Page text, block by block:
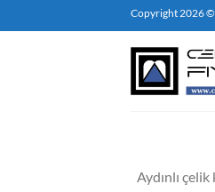
atla
Copyright 2026 ©
Aydınlı